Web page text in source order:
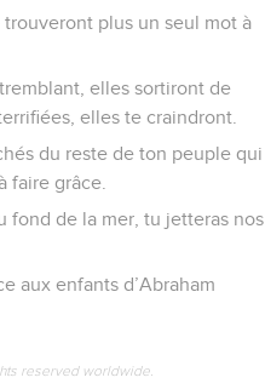
plus un seul mot à
elles sortiront de
elles te craindront.
du reste de ton peuple qui
faire grâce.
fond de la mer, tu jetteras nos
aux enfants d’Abraham
reserved worldwide.